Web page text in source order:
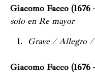
Giacomo Facco (1676
solo en Re mayor
Grave / Allegro /
Giacomo Facco (1676